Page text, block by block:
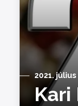
2021.